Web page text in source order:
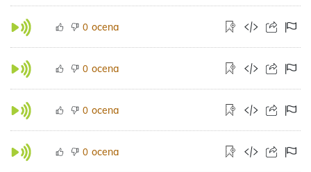
0 ocena
0 ocena
0 ocena
0 ocena